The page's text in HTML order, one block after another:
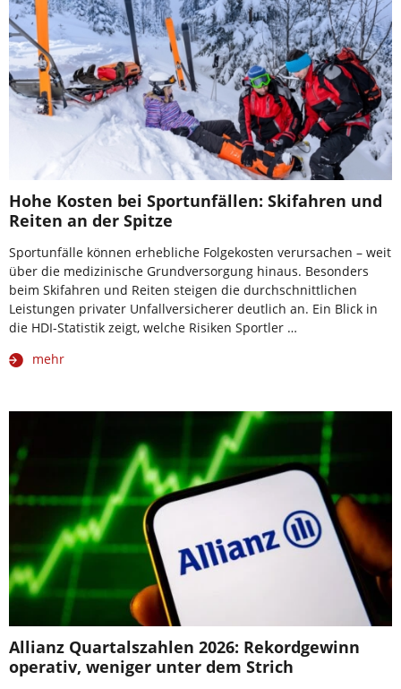
Hohe Kosten bei Sportunfällen: Skifahren und
Reiten an der Spitze
Sportunfälle können erhebliche Folgekosten verursachen – weit
über die medizinische Grundversorgung hinaus. Besonders
beim Skifahren und Reiten steigen die durchschnittlichen
Leistungen privater Unfallversicherer deutlich an. Ein Blick in
die HDI-Statistik zeigt, welche Risiken Sportler …
mehr
Allianz Quartalszahlen 2026: Rekordgewinn
operativ, weniger unter dem Strich